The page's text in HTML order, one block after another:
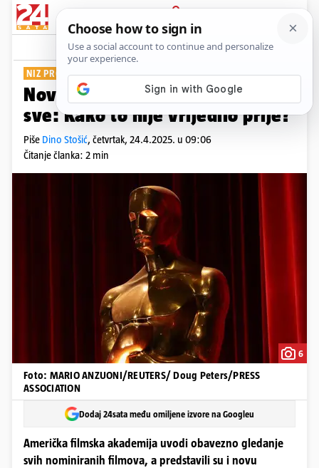
PRIJAVA
Show Komentari
NIZ PROMJENA
Novo pravilo Oscara šokiralo je
sve: Kako to nije vrijedilo prije?
Piše Dino Stošić, četvrtak, 24.4.2025. u 09:06
Čitanje članka: 2 min
6
Foto: MARIO ANZUONI/REUTERS/ Doug Peters/PRESS
ASSOCIATION
Dodaj 24sata među omiljene izvore na Googleu
Američka filmska akademija uvodi obavezno gledanje
svih nominiranih filmova, a predstavili su i novu